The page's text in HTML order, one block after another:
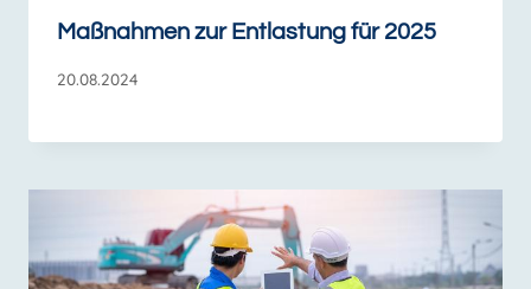
Maßnahmen zur Entlastung für 2025
20.08.2024